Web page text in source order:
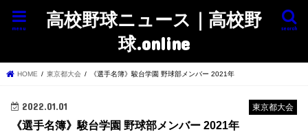
高校野球ニュース｜高校野
球.online
search
menu
HOME 東京都大会 《選手名簿》駿台学園 野球部メンバー 2021年
東京都大会
2022.01.01
《選手名簿》駿台学園 野球部メンバー 2021年